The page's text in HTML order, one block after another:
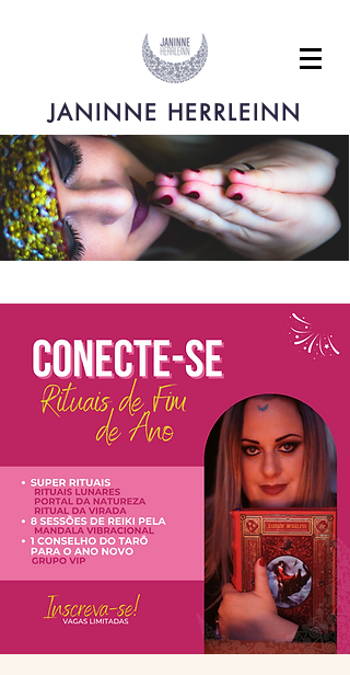
JANINNE HERRLEINN